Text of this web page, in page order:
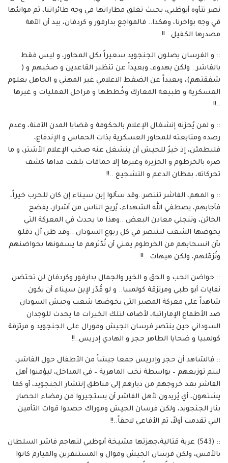
نصر تتأوه أبوظبي، بحيث تغلق مطاراتها في وجه طائراتنا، ثم موانئها
في وجه بواخرنا، وهكذا.. فالمواجع بدارفور و كردفان، بيد أن الآهة
مصدرها الكفيل ..!!
:: و الفرسان يصلون الجنجويد سعيراً بكل المحاور، و ليس فقط
بالفاشر.. ولكن بهدوء، وبعيداً عن تنظير القاعدين و صخبهم و (
شفقتهم)، وبعيداً عن الضغط الاعلامي غير المهني و الجاهل بعلوم
العسكرية و طبيعة المعارك وخُططها و مراحل العمليات و غيرها
..!!
:: و لمن يُحزنه إنشغال الإعلام بالحكومة و قضايا المدن الآمنة، وعدم
رصده ومتابعته للمحاور العسكرية بذات الحماس و الإندفاع،
فليطمئن، إذ خيرٌ للجيش أن ينشغل عنه صخب الإعلام الأشتر، و ما
ضره بالخرطوم و الجزيرة وغيرها إلا حماقات بلغت مداها كشف
تحركاته، بمظان الدعم و التشجيع ..!!
:: و المهم، الفاشر تنتصر..وقد سألوا إبن سيناء إن كان للحرب خيراً،
فأجابهم، يصطفي الله الشهداء، يُريح الناس من أشرار، يفضح
الخائن، وتنجلي معادن البعض ..وهذا ما يحدث في المعركة التي
يخوضها الشعب لينتصر في كل ربوع السودان ..وقد ظن آل دقلو
بأن انسحابهم من الخرطوم يعني أن تُدّثرهم ما يسمونها بحواضنهم
وتُزمّلهم، ولكن هيهات ..!!
:: حواضن الحب و الحق و الخير والجمال بدارفور وكردفان لن تحتضن
نفايات أبو ظبي ومرتزقة كولمبيا.. و لو قُدّر لإبن سيناء أن يكون
شاهداً على معركة المصير التي يخوضها شعب وجيش السودان
ضد الأطماع الإماراتية، لأضاف لتلك الخيرات ما يحدث للوجدان
السوداني حين ينتصر فرسان الجيش ومورال على الجنجويد و مرتزقة
كولمبيا و ضحايا الطاهر حجر و الهادي إدريس..!!
:: فالشاهد أن حجر وإدريس جمعا جيشاً من الأطفال حول الفاشر،
ليتم توزيعهم – بواسطة نخب الماهرية – في المداخل، ليؤمنوا أهل
الفاشر بعد خروجهم من ديارهم إلى مناطق إنتشار الجنجويد، أو كما
يشتهون، أي يُريدون لأهل الفاشر أن يستجيروا من رمضاء الحصار
بنار الجنجويد، ولكن فرسان الجيش وموراك حصدوا قوات التأمين
التي تقدمت أولاً، ثم الأفاعي لاحقاً..!!
:: (543) عربة قتالية،جهزتها مشيخة أبوظبي لتهاجم فاشر السلطان
بالأمس، ولكن فرسان الجيش وموال و المستنفرين والميارم كانوا